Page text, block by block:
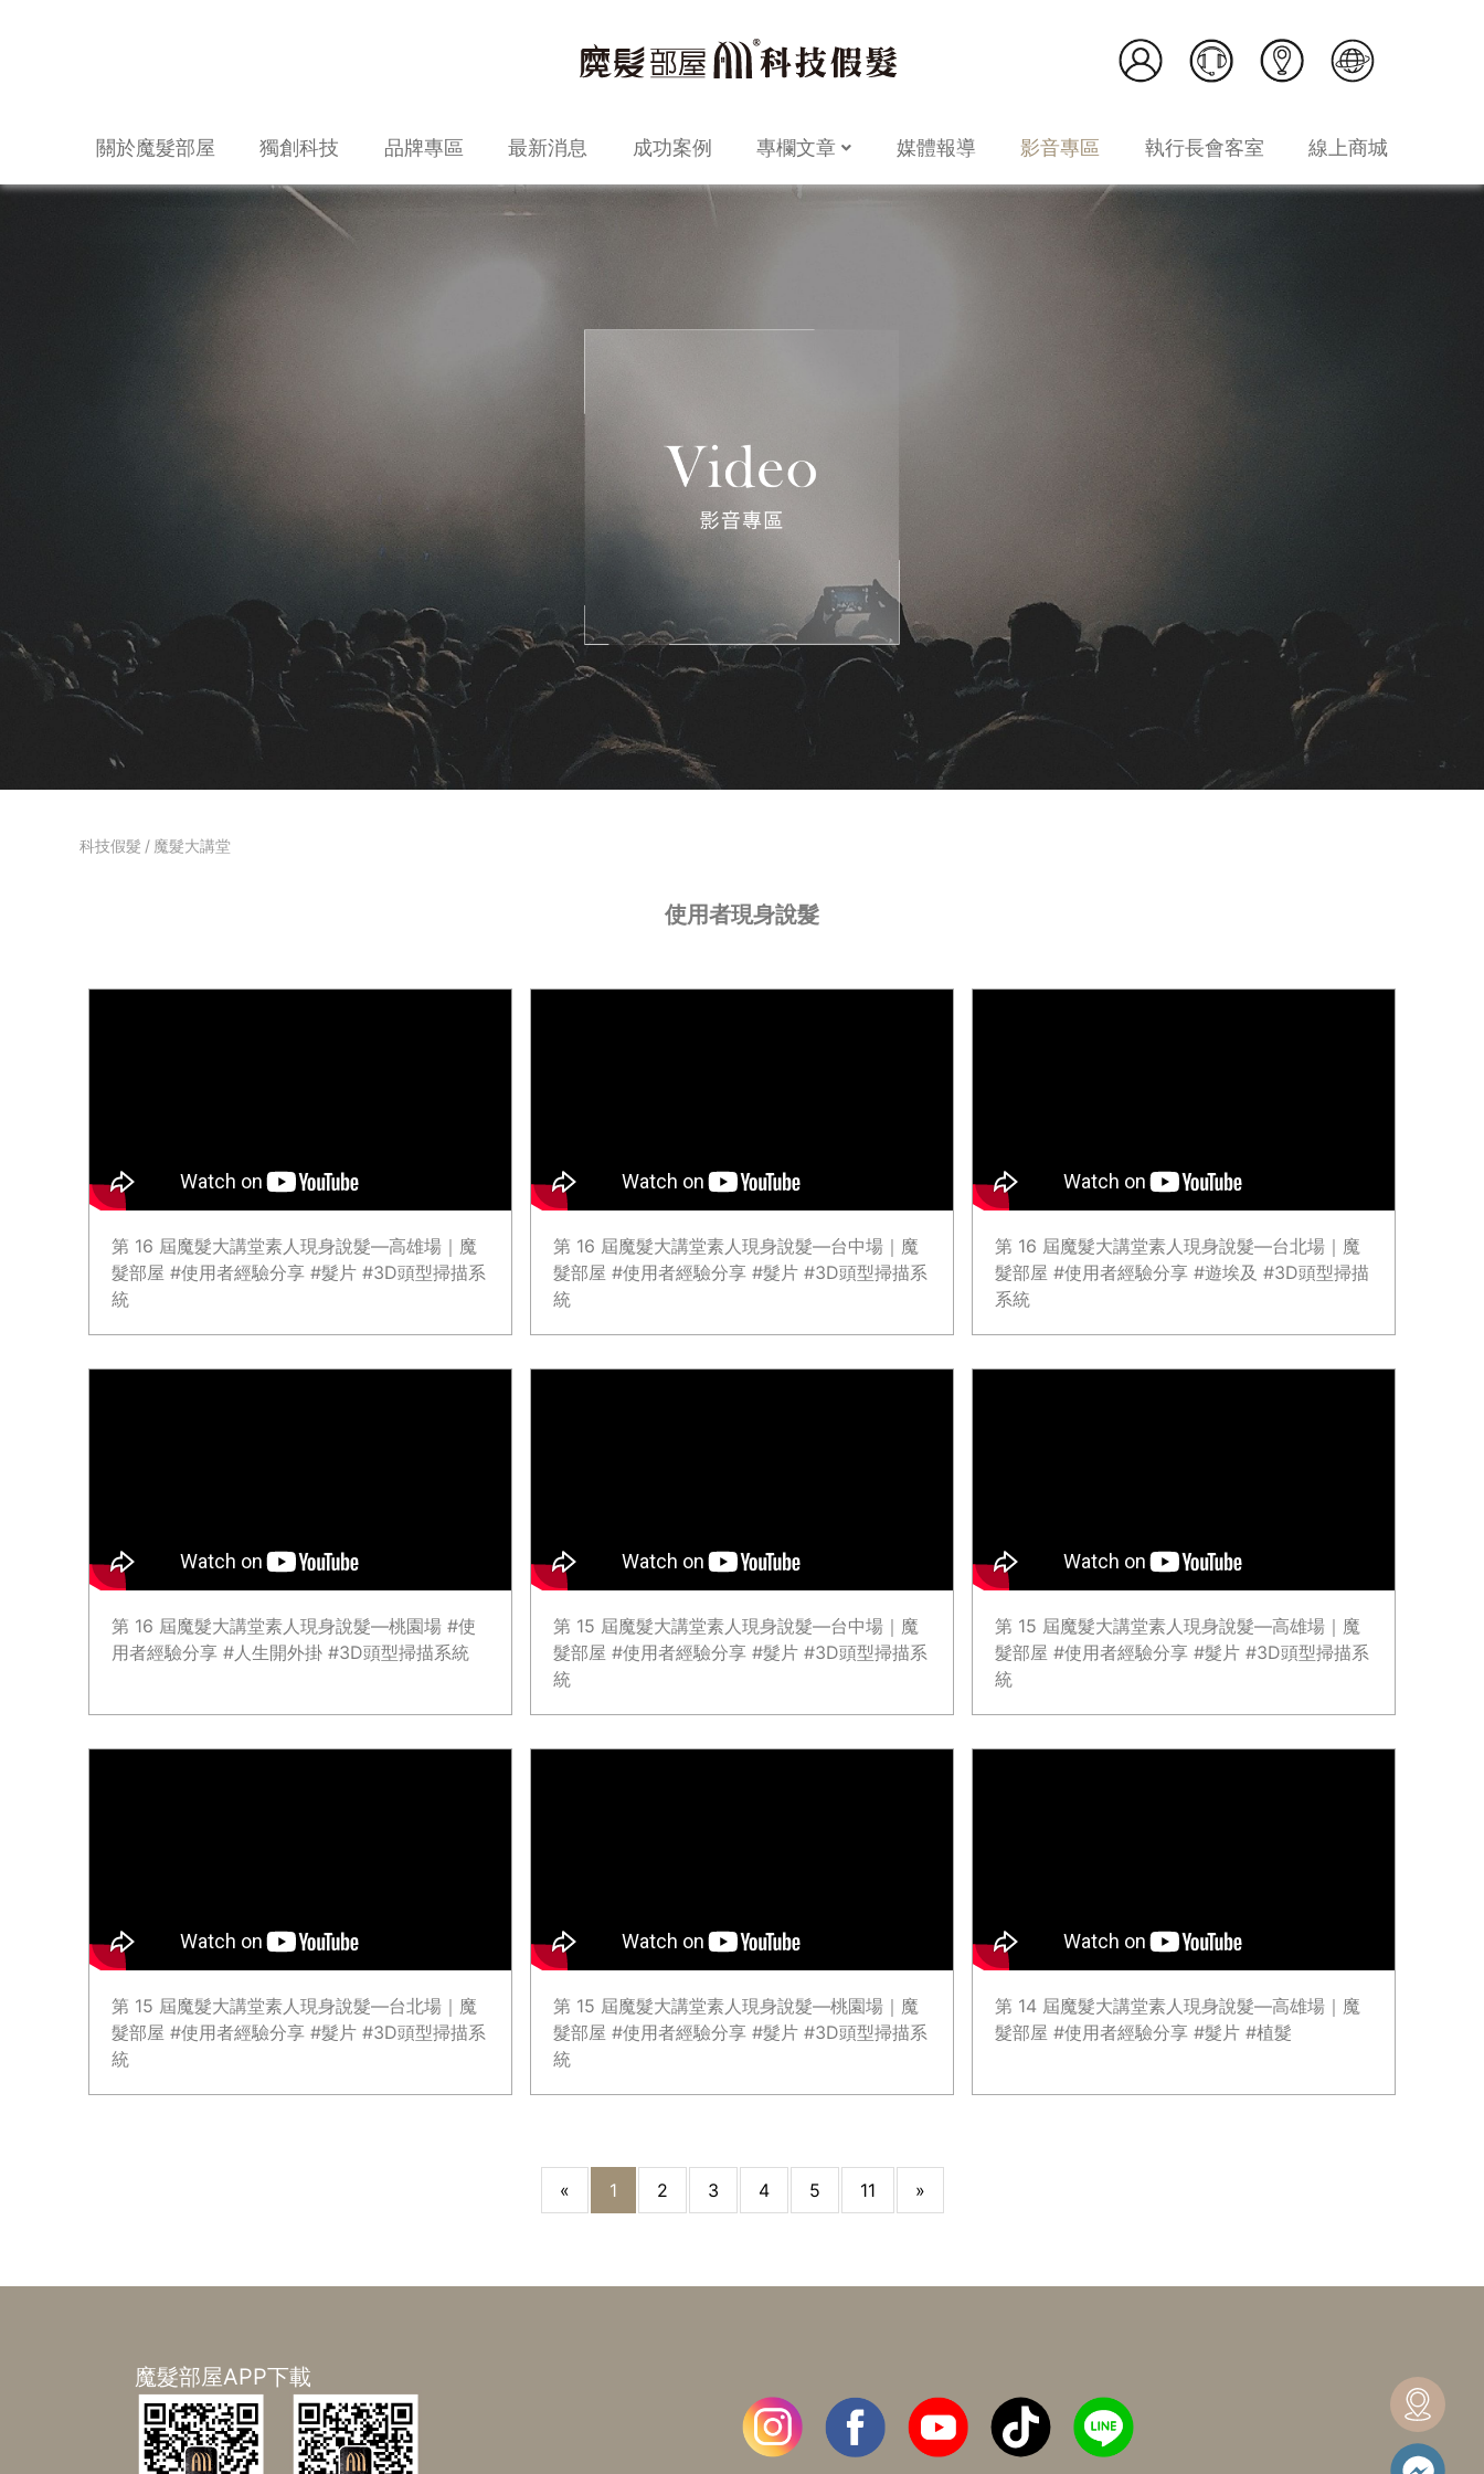
關於魔髮部屋 獨創科技 品牌專區 最新消息 成功案例 專欄文章 媒體報導 影音專區 執行長會客室 線上商城
科技假髮 / 魔髮大講堂
使用者現身說髮
第 16 屆魔髮大講堂素人現身說髮—高雄場｜魔
髮部屋 #使用者經驗分享 #髮片 #3D頭型掃描系
統
第 16 屆魔髮大講堂素人現身說髮—台中場｜魔
髮部屋 #使用者經驗分享 #髮片 #3D頭型掃描系
統
第 16 屆魔髮大講堂素人現身說髮—台北場｜魔
髮部屋 #使用者經驗分享 #遊埃及 #3D頭型掃描
系統
第 16 屆魔髮大講堂素人現身說髮—桃園場 #使
用者經驗分享 #人生開外掛 #3D頭型掃描系統
第 15 屆魔髮大講堂素人現身說髮—台中場｜魔
髮部屋 #使用者經驗分享 #髮片 #3D頭型掃描系
統
第 15 屆魔髮大講堂素人現身說髮—高雄場｜魔
髮部屋 #使用者經驗分享 #髮片 #3D頭型掃描系
統
第 15 屆魔髮大講堂素人現身說髮—台北場｜魔
髮部屋 #使用者經驗分享 #髮片 #3D頭型掃描系
統
第 15 屆魔髮大講堂素人現身說髮—桃園場｜魔
髮部屋 #使用者經驗分享 #髮片 #3D頭型掃描系
統
第 14 屆魔髮大講堂素人現身說髮—高雄場｜魔
髮部屋 #使用者經驗分享 #髮片 #植髮
« 1 2 3 4 5 11 »
魔髮部屋APP下載